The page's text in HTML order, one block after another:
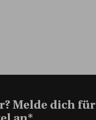
Melde dich für